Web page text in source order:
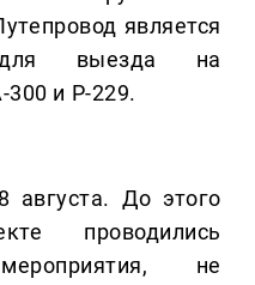
является
выезда на
и Р-229.
августа. До этого
проводились
не